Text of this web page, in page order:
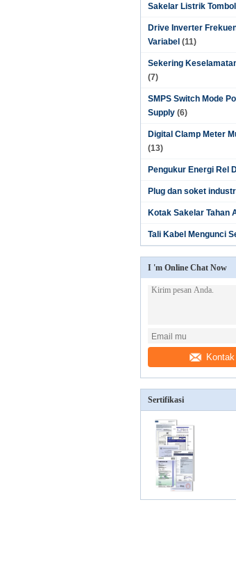
Sakelar Listrik
Drive Inverter
Variabel (11)
Sekering
(7)
SMPS Switch Mode
Supply (6)
Digital Clamp Meter
(13)
Pengukur Energi Rel
Plug dan soket
Kotak Sakelar Tahan
Tali Kabel Mengunci
I 'm Online Chat Now
Kontak
Sertifikasi